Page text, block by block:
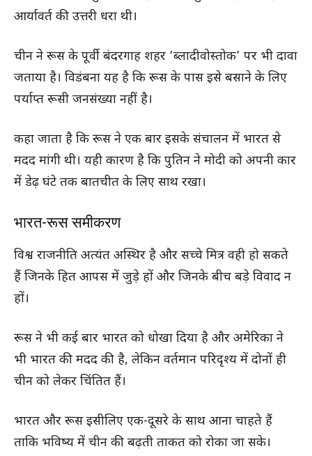
आर्यावर्त की उत्तरी धरा थी।
चीन ने रूस के पूर्वी बंदरगाह शहर ‘ब्लादीवोस्तोक’ पर भी दावा
जताया है। विडंबना यह है कि रूस के पास इसे बसाने के लिए
पर्याप्त रूसी जनसंख्या नहीं है।
कहा जाता है कि रूस ने एक बार इसके संचालन में भारत से
मदद मांगी थी। यही कारण है कि पुतिन ने मोदी को अपनी कार
में डेढ़ घंटे तक बातचीत के लिए साथ रखा।
भारत-रूस समीकरण
विश्व राजनीति अत्यंत अस्थिर है और सच्चे मित्र वही हो सकते
हैं जिनके हित आपस में जुड़े हों और जिनके बीच बड़े विवाद न
हों।
रूस ने भी कई बार भारत को धोखा दिया है और अमेरिका ने
भी भारत की मदद की है, लेकिन वर्तमान परिदृश्य में दोनों ही
चीन को लेकर चिंतित हैं।
भारत और रूस इसीलिए एक-दूसरे के साथ आना चाहते हैं
ताकि भविष्य में चीन की बढ़ती ताकत को रोका जा सके।